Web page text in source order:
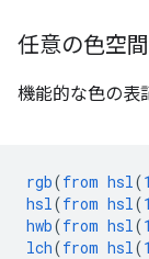
任意の色空
機能的な色の表
rgb(from hsl (
hsl (from hsl (
hwb(from hsl (
lch(from hsl (